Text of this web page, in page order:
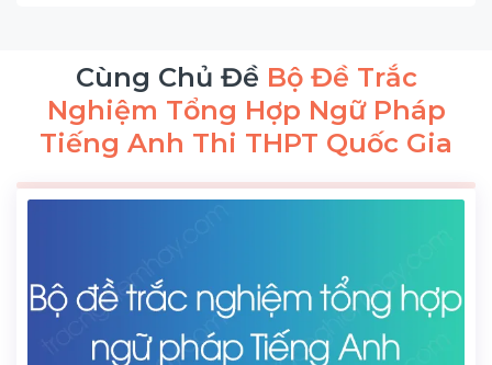
Cùng Chủ Đề Bộ Đề Trắc
Nghiệm Tổng Hợp Ngữ Pháp
Tiếng Anh Thi THPT Quốc Gia